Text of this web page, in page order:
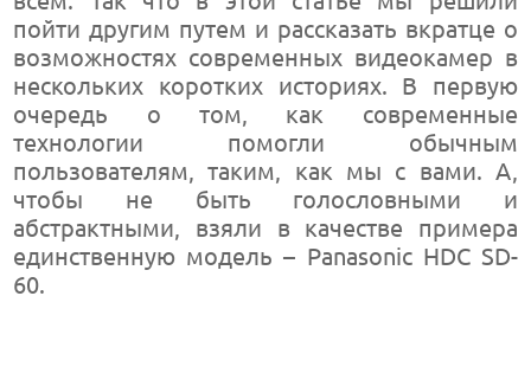
пойти другим путем и рассказать вкратце о
возможностях современных видеокамер в
нескольких коротких историях. В первую
очередь о том, как современные
технологии помогли обычным
пользователям, таким, как мы с вами. А,
чтобы не быть голословными и
абстрактными, взяли в качестве примера
единственную модель – Panasonic HDC SD-
60.